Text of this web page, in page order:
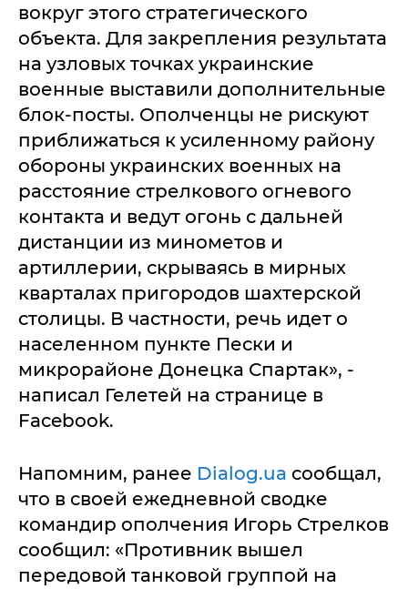
вокруг этого стратегического
объекта. Для закрепления результата
на узловых точках украинские
военные выставили дополнительные
блок-посты. Ополченцы не рискуют
приближаться к усиленному району
обороны украинских военных на
расстояние стрелкового огневого
контакта и ведут огонь с дальней
дистанции из минометов и
артиллерии, скрываясь в мирных
кварталах пригородов шахтерской
столицы. В частности, речь идет о
населенном пункте Пески и
микрорайоне Донецка Спартак», -
написал Гелетей на странице в
Facebook.
Напомним, ранее Dialog.ua сообщал,
что в своей ежедневной сводке
командир ополчения Игорь Стрелков
сообщил: «Противник вышел
передовой танковой группой на